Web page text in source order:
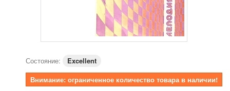
Состояние:
Excellent
Внимание: ограниченное количество товара в наличии!